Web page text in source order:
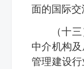
面的国际交
（十
中介机构
管理建设